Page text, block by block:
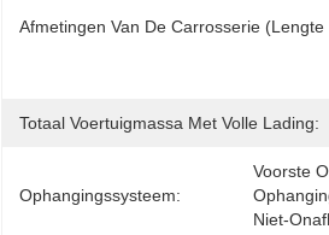
Afmetingen Van De Carrosserie
Totaal Voertuigmassa Met Volle Lading:
Ophangingssysteem:
Voorste
Niet-